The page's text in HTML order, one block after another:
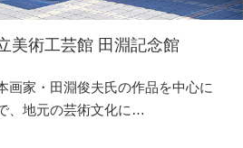
美術工芸館 田淵記念館
画家・田淵俊夫氏の作品を中心に
、地元の芸術文化に…